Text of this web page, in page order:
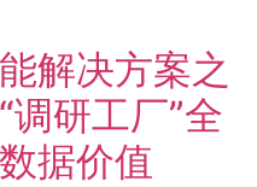
解决方案之
调研工厂”全
据价值